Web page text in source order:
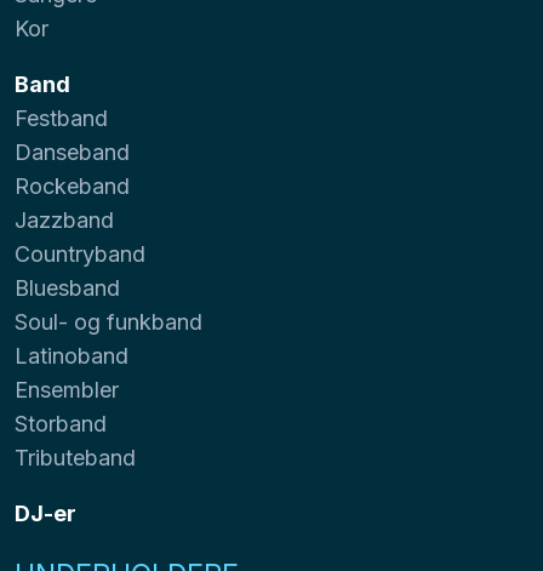
Kor
Band
Festband
Danseband
Rockeband
Jazzband
Countryband
Bluesband
Soul- og funkband
Latinoband
Ensembler
Storband
Tributeband
DJ-er